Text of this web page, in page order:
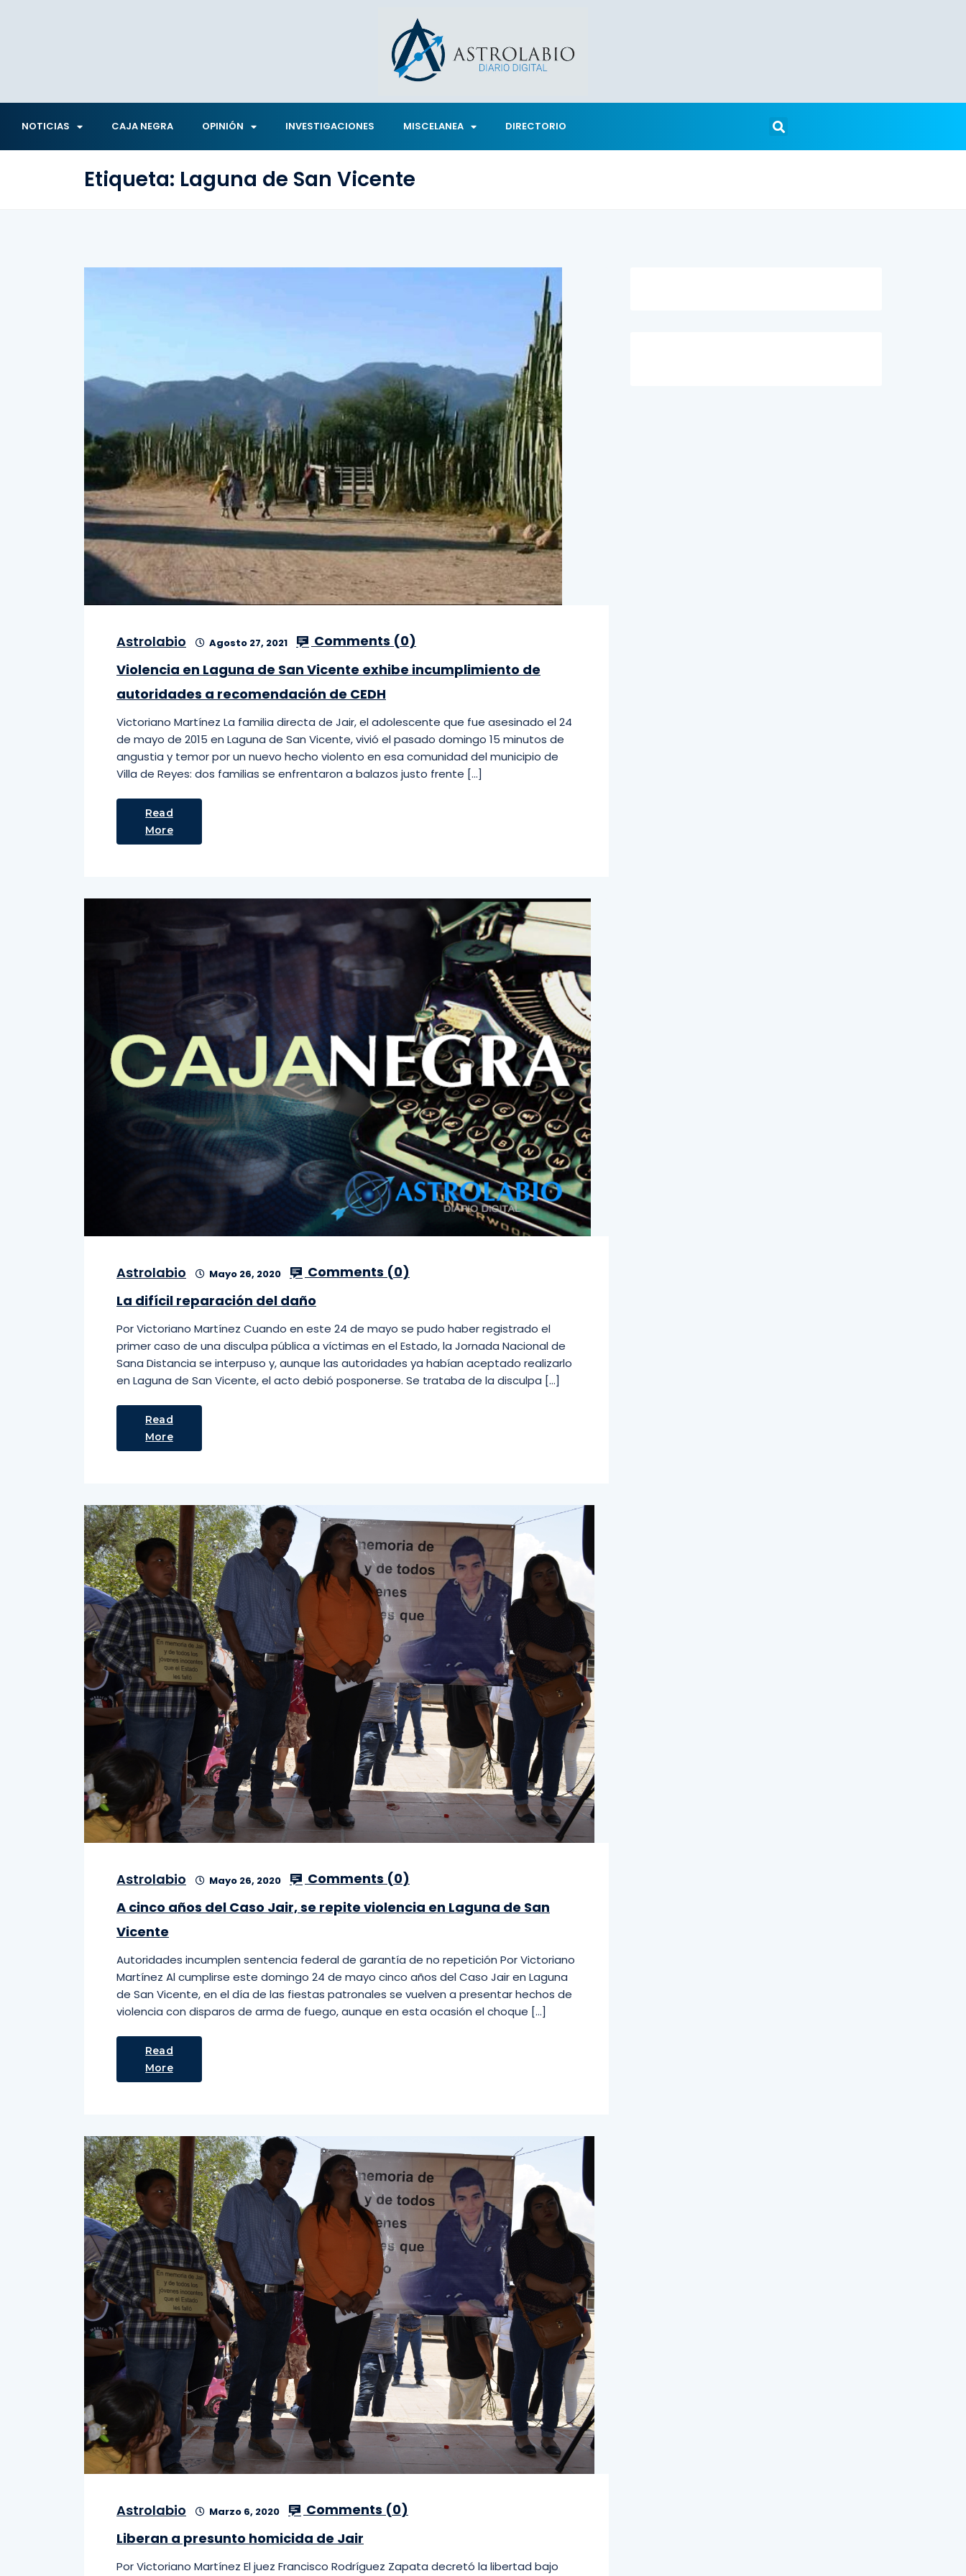
NOTICIAS CAJA NEGRA OPINIÓN INVESTIGACIONES MISCELANEA DIRECTORIO
Etiqueta: Laguna de San Vicente
Astrolabio Agosto 27, 2021 Comments (0)
Violencia en Laguna de San Vicente exhibe incumplimiento de
autoridades a recomendación de CEDH
Victoriano Martínez La familia directa de Jair, el adolescente que fue asesinado el 24
de mayo de 2015 en Laguna de San Vicente, vivió el pasado domingo 15 minutos de
angustia y temor por un nuevo hecho violento en esa comunidad del municipio de
Villa de Reyes: dos familias se enfrentaron a balazos justo frente […]
Read
More
Astrolabio Mayo 26, 2020 Comments (0)
La difícil reparación del daño
Por Victoriano Martínez Cuando en este 24 de mayo se pudo haber registrado el
primer caso de una disculpa pública a víctimas en el Estado, la Jornada Nacional de
Sana Distancia se interpuso y, aunque las autoridades ya habían aceptado realizarlo
en Laguna de San Vicente, el acto debió posponerse. Se trataba de la disculpa […]
Read
More
Astrolabio Mayo 26, 2020 Comments (0)
A cinco años del Caso Jair, se repite violencia en Laguna de San
Vicente
Autoridades incumplen sentencia federal de garantía de no repetición Por Victoriano
Martínez Al cumplirse este domingo 24 de mayo cinco años del Caso Jair en Laguna
de San Vicente, en el día de las fiestas patronales se vuelven a presentar hechos de
violencia con disparos de arma de fuego, aunque en esta ocasión el choque […]
Read
More
Astrolabio Marzo 6, 2020 Comments (0)
Liberan a presunto homicida de Jair
Por Victoriano Martínez El juez Francisco Rodríguez Zapata decretó la libertad bajo